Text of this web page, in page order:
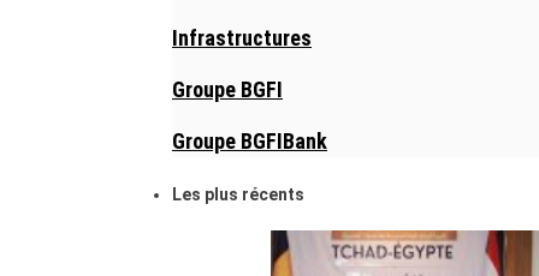
Infrastructures
Groupe BGFI
Groupe BGFIBank
Les plus récents